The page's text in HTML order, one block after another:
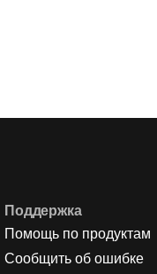
Поддержка
Помощь по продуктам
Сообщить об ошибке